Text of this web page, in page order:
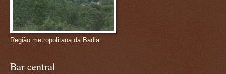
Região metropolitana da Badia
Bar central